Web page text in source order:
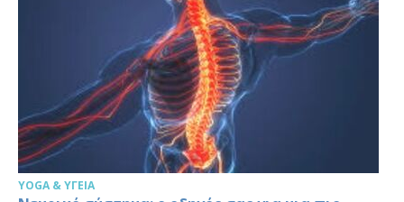
YOGA & ΥΓΕΊΑ